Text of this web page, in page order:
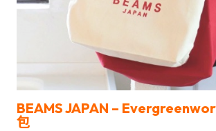
BEAMS JAPAN –
包